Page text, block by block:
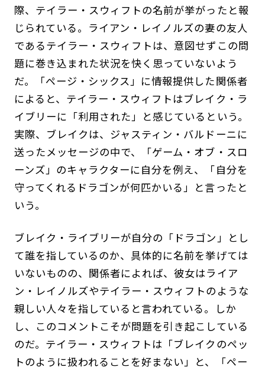
際、テイラー・スウィフトの名前が挙がったと報
じられている。ライアン・レイノルズの妻の友人
であるテイラー・スウィフトは、意図せずこの問
題に巻き込まれた状況を快く思っていないよう
だ。「ページ・シックス」に情報提供した関係者
によると、テイラー・スウィフトはブレイク・ラ
イブリーに「利用された」と感じているという。
実際、ブレイクは、ジャスティン・バルドーニに
送ったメッセージの中で、「ゲーム・オブ・スロ
ーンズ」のキャラクターに自分を例え、「自分を
守ってくれるドラゴンが何匹かいる」と言ったと
いう。
ブレイク・ライブリーが自分の「ドラゴン」とし
て誰を指しているのか、具体的に名前を挙げては
いないものの、関係者によれば、彼女はライア
ン・レイノルズやテイラー・スウィフトのような
親しい人々を指していると言われている。しか
し、このコメントこそが問題を引き起こしている
のだ。テイラー・スウィフトは「ブレイクのペッ
トのように扱われることを好まない」と、「ペー